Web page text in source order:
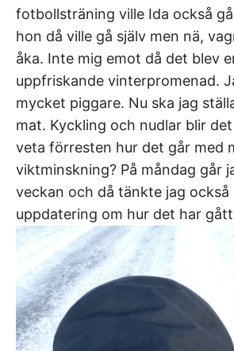
fotbollsträning ville Ida också
hon då ville gå själv men nä,
åka. Inte mig emot då det blev
uppfriskande vinterpromenad.
mycket piggare. Nu ska jag
mat. Kyckling och nudlar blir
veta förresten hur det går med
viktminskning? På måndag går
veckan och då tänkte jag också
uppdatering om hur det har